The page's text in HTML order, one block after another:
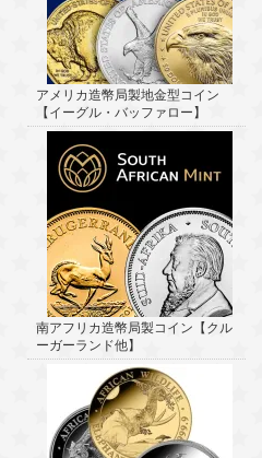
アメリカ造幣局製地金型コイン
【イーグル・バッファロー】
南アフリカ造幣局製コイン【クル
ーガーランド他】